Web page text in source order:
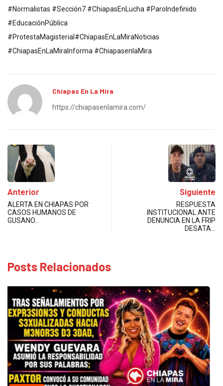
#Normalistas #Sección7 #ChiapasEnLucha #ParoIndefinido
#EducaciónPública
#ProtestaMagisterial#ChiapasEnLaMiraNoticias
#ChiapasEnLaMiraInforma #ChiapasenlaMira
Chiapas En La Mira
https://chiapasenlamira.com/
Anterior
ALERTA EN CHIAPAS POR
CASOS HUMANOS DE
GUSANO…
Siguiente
RESPUESTA
INSTITUCIONAL ANTE
DENUNCIA EN LA FRIP
DESATA…
Posts Relacionados